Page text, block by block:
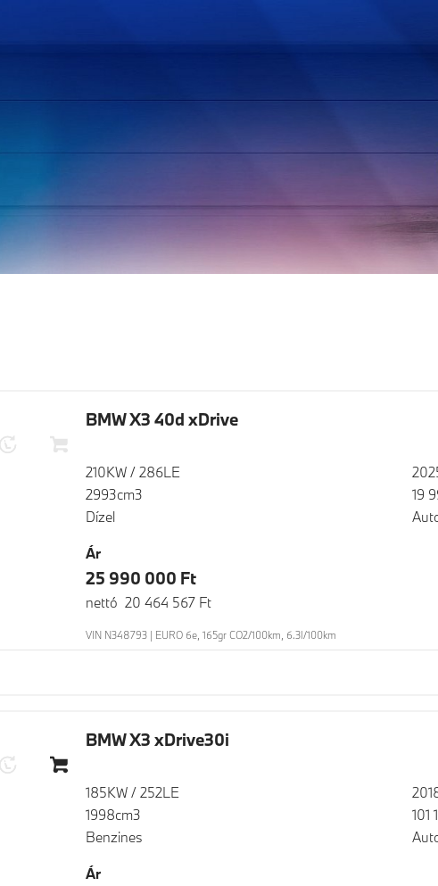
BMW X3 40d xDrive
210KW / 286LE
2993cm3
Dízel
19
Ár
25 990 000 Ft
nettó 20 464 567 Ft
VIN N348793 | EURO 6e, 165gr CO2/100km, 6.3l/100km
BMW X3 xDrive30i
185KW / 252LE
1998cm3
Benzines
101
Ár